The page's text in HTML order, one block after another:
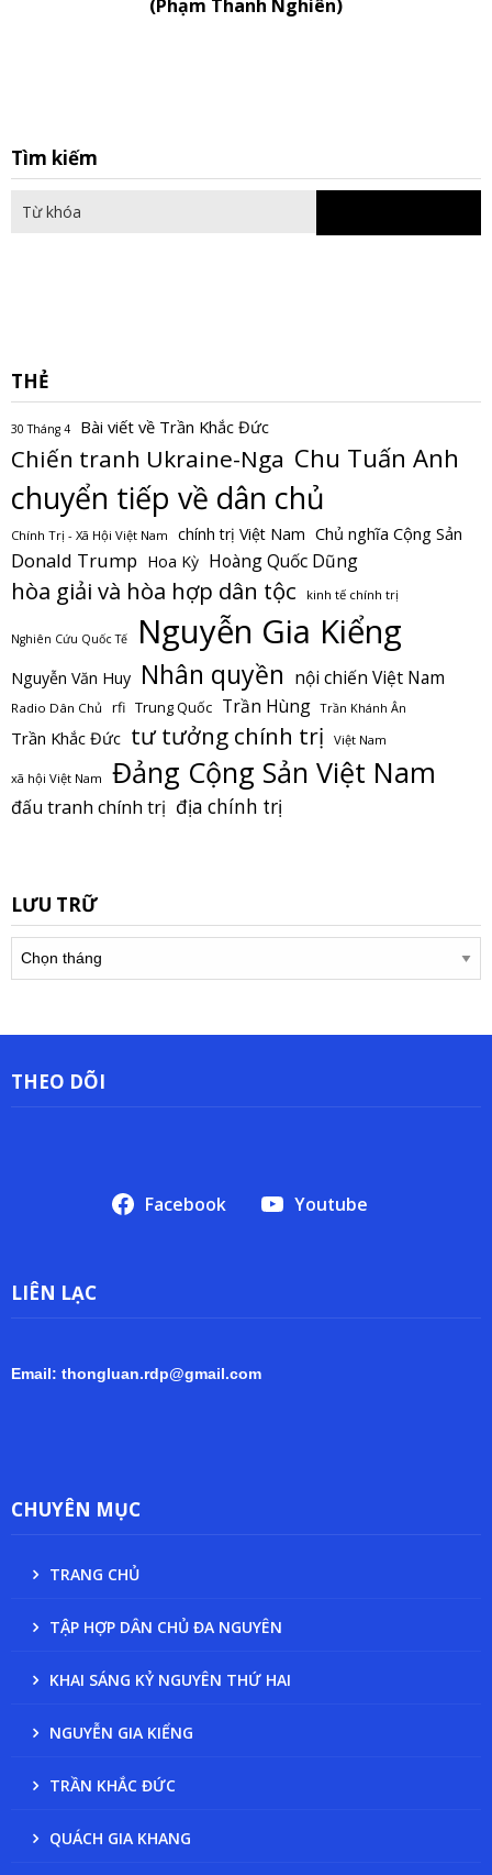
(Phạm Thanh Nghiên)
Tìm kiếm
THẺ
30 Tháng 4 Bài viết về Trần Khắc Đức
Chiến tranh Ukraine-Nga Chu Tuấn Anh
chuyển tiếp về dân chủ
Chính Trị - Xã Hội Việt Nam chính trị Việt Nam Chủ nghĩa Cộng Sản
Donald Trump Hoa Kỳ Hoàng Quốc Dũng
hòa giải và hòa hợp dân tộc kinh tế chính trị
Nghiên Cứu Quốc Tế Nguyễn Gia Kiểng
Nguyễn Văn Huy Nhân quyền nội chiến Việt Nam
Radio Dân Chủ rfi Trung Quốc Trần Hùng Trần Khánh Ân
Trần Khắc Đức tư tưởng chính trị Việt Nam
xã hội Việt Nam Đảng Cộng Sản Việt Nam
đấu tranh chính trị địa chính trị
LƯU TRỮ
Lưu
THEO DÕI
Facebook Youtube
LIÊN LẠC
Email: thongluan.rdp@gmail.com
CHUYÊN MỤC
TRANG CHỦ
TẬP HỢP DÂN CHỦ ĐA NGUYÊN
KHAI SÁNG KỶ NGUYÊN THỨ HAI
NGUYỄN GIA KIỂNG
TRẦN KHẮC ĐỨC
QUÁCH GIA KHANG